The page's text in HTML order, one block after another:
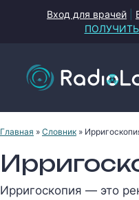
Вход для врачей
Главная » Словник »
Ирригоскопия — это